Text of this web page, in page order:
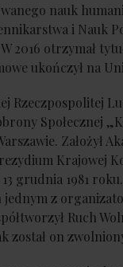
nauk
i Nauk
2016 otrzymał
ukończył na
Rzeczpospolitej
Społecznej
Założył
Krajowej
grudnia 1981
jednym z
Ruch
został on